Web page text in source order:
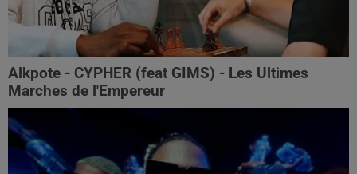
Alkpote - CYPHER (feat GIMS) - Les Ultimes
Marches de l'Empereur